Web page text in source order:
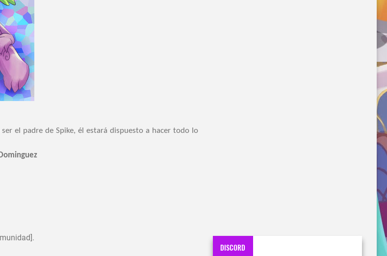
el padre de Spike, él estará dispuesto a hacer todo lo
DISCORD